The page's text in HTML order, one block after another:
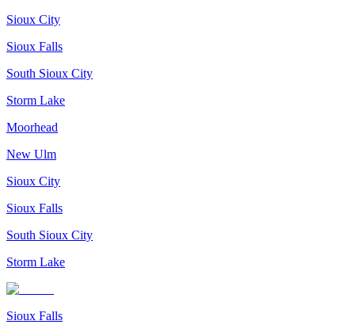
Sioux City
Sioux Falls
South Sioux City
Storm Lake
Moorhead
New Ulm
Sioux City
Sioux Falls
South Sioux City
Storm Lake
Sioux Falls